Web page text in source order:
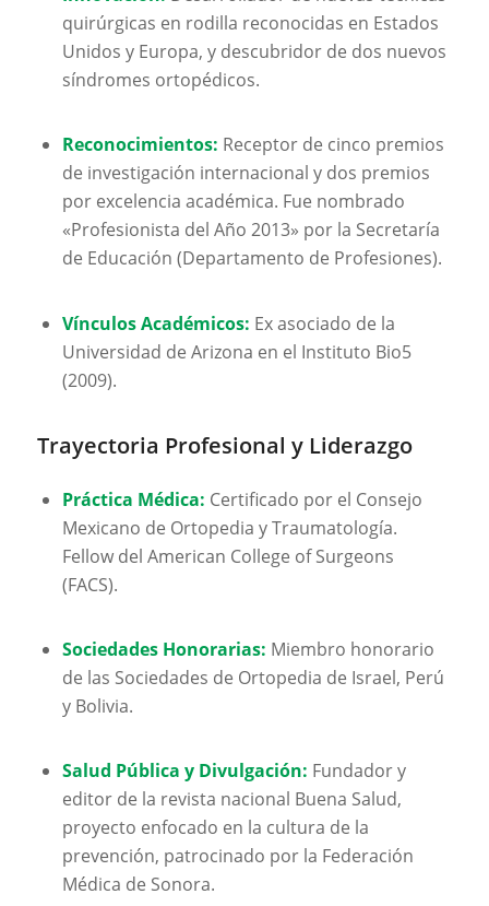
quirúrgicas en rodilla reconocidas en Estados
Unidos y Europa, y descubridor de dos nuevos
síndromes ortopédicos.
Reconocimientos: Receptor de cinco premios
de investigación internacional y dos premios
por excelencia académica. Fue nombrado
«Profesionista del Año 2013» por la Secretaría
de Educación (Departamento de Profesiones).
Vínculos Académicos: Ex asociado de la
Universidad de Arizona en el Instituto Bio5
(2009).
Trayectoria Profesional y Liderazgo
Práctica Médica: Certificado por el Consejo
Mexicano de Ortopedia y Traumatología.
Fellow del American College of Surgeons
(FACS).
Sociedades Honorarias: Miembro honorario
de las Sociedades de Ortopedia de Israel, Perú
y Bolivia.
Salud Pública y Divulgación: Fundador y
editor de la revista nacional Buena Salud,
proyecto enfocado en la cultura de la
prevención, patrocinado por la Federación
Médica de Sonora.